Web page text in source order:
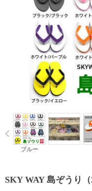
ブルー
Prev
SKY WAY 島ぞうり（